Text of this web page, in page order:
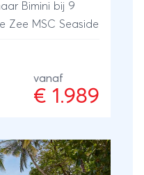
Bimini bij 9
Zee MSC Seaside
vanaf
€ 1.989